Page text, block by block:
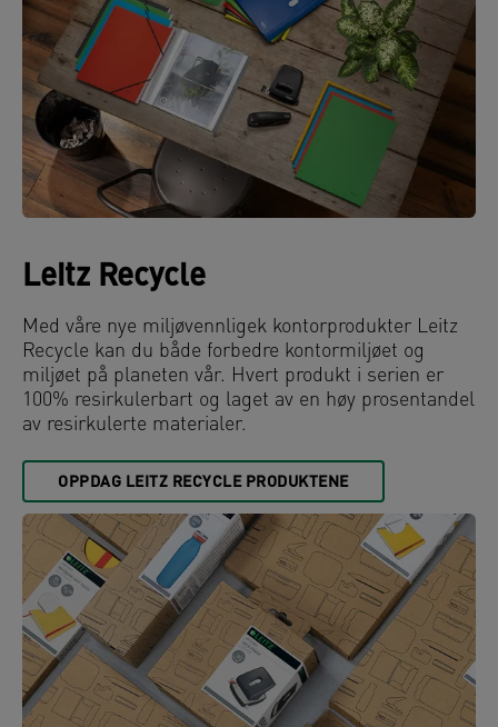
Leitz Recycle
Med våre nye miljøvennligek kontorprodukter Leitz
Recycle kan du både forbedre kontormiljøet og
miljøet på planeten vår. Hvert produkt i serien er
100% resirkulerbart og laget av en høy prosentandel
av resirkulerte materialer.
OPPDAG LEITZ RECYCLE PRODUKTENE